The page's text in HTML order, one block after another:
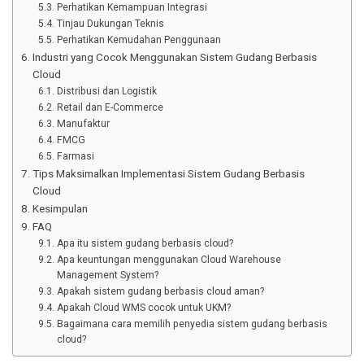
Perhatikan Kemampuan Integrasi
Tinjau Dukungan Teknis
Perhatikan Kemudahan Penggunaan
Industri yang Cocok Menggunakan Sistem Gudang Berbasis
Cloud
Distribusi dan Logistik
Retail dan E-Commerce
Manufaktur
FMCG
Farmasi
Tips Maksimalkan Implementasi Sistem Gudang Berbasis
Cloud
Kesimpulan
FAQ
Apa itu sistem gudang berbasis cloud?
Apa keuntungan menggunakan Cloud Warehouse
Management System?
Apakah sistem gudang berbasis cloud aman?
Apakah Cloud WMS cocok untuk UKM?
Bagaimana cara memilih penyedia sistem gudang berbasis
cloud?